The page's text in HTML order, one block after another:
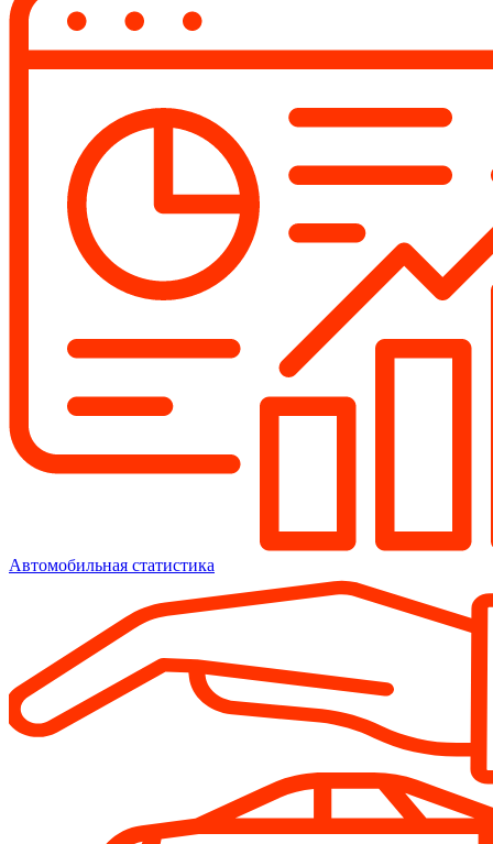
Автомобильная статистика